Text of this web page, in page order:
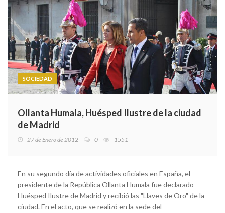
SOCIEDAD
Ollanta Humala, Huésped Ilustre de la ciudad
de Madrid
27 de Enero de 2012 0 1551
En su segundo día de actividades oficiales en España, el
presidente de la República Ollanta Humala fue declarado
Huésped Ilustre de Madrid y recibió las "Llaves de Oro" de la
ciudad. En el acto, que se realizó en la sede del